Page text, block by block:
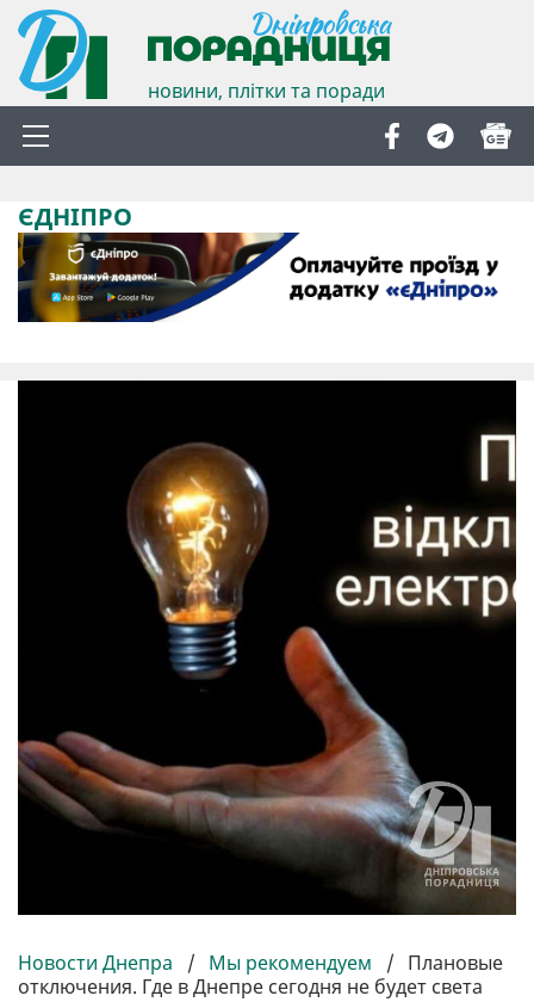
новини, плітки та поради
ЄДНІПРО
Новости Днепра / Мы рекомендуем / Плановые
отключения. Где в Днепре сегодня не будет света